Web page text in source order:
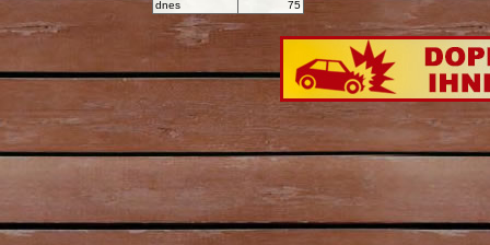
dnes 75